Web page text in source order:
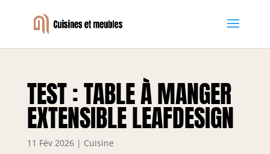
TEST : TABLE À MANGER
EXTENSIBLE LEAFDESIGN
11 Fév 2026| Cuisine